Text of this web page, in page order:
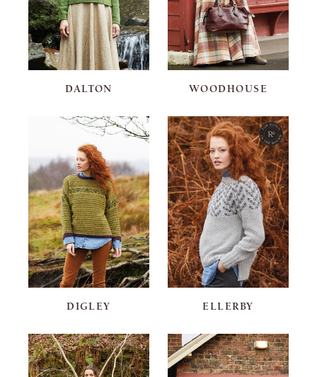
DALTON WOODHOUSE
DIGLEY ELLERBY